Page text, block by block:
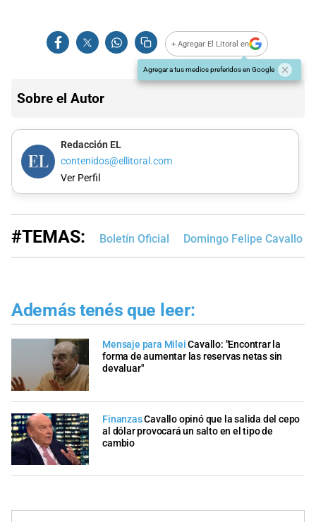
+ Agregar El Litoral en
Agregar a tus medios preferidos en Google
Sobre el Autor
Redacción EL
contenidos@ellitoral.com
Ver Perfil
#TEMAS: Boletín Oficial Domingo Felipe Cavallo
Además tenés que leer:
Mensaje para Milei Cavallo: "Encontrar la
forma de aumentar las reservas netas sin
devaluar"
FinanzasCavallo opinó que la salida del cepo
al dólar provocará un salto en el tipo de
cambio